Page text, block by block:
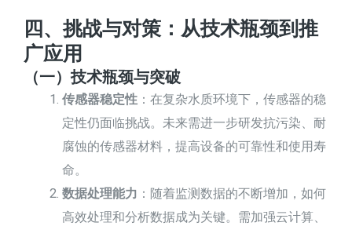
四、挑战与对策：从技术瓶颈到推
广应用
（一）技术瓶颈与突破
传感器稳定性 ：在复杂水质环境下，传感器的稳
定性仍面临挑战。未来需进一步研发抗污染、耐
腐蚀的传感器材料，提高设备的可靠性和使用寿
命。
数据处理能力 ：随着监测数据的不断增加，如何
高效处理和分析数据成为关键。需加强云计算、